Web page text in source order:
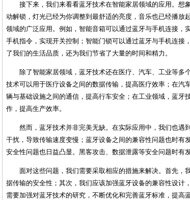
接下来，我们来看看蓝牙技术在智能家居领域的应用。想
动解锁，灯光已经为你调整到最舒适的亮度，音乐也已经播放
领域的广泛应用。例如，智能音箱可以通过蓝牙与手机连接，
手机指令，实现开关控制；智能门锁可以通过蓝牙与手机连接
了我们的生活品质，还为我们节省了大量的时间和精力。
除了智能家居领域，蓝牙技术还在医疗、汽车、工业等多
技术可以用于医疗设备之间的数据传输，提高医疗效率；在汽
辆与基础设施之间的通信，提高行车安全；在工业领域，蓝牙
作，提高生产效率。
然而，蓝牙技术并非完美无缺。在实际应用中，我们也遇
干扰，导致传输速度变慢；蓝牙设备之间的兼容性问题也时有
安全性问题也日益凸显。黑客攻击、数据泄露等安全问题时有
面对这些问题，我们需要采取相应的措施来解决。首先，
据传输的安全性；其次，我们应该加强蓝牙设备的兼容性设计
需要加强对蓝牙技术的研究，不断优化和完善蓝牙标准，提高